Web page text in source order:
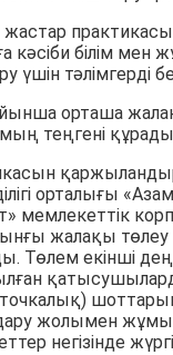
кәсіби білім мен
үшін тәлімгерді
орташа
теңгені
орталығы
мемлекеттік
жалақы
Төлем екінші
жолымен
негізінде